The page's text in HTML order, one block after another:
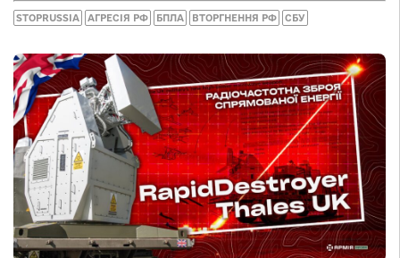
STOPRUSSIA АГРЕСІЯ РФ БПЛА ВТОРГНЕННЯ РФ СБУ